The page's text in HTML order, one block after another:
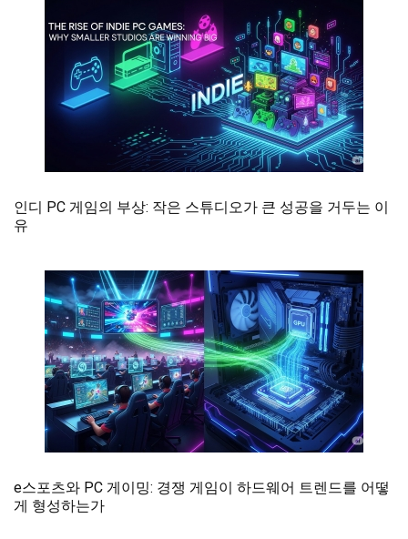
인디 PC 게임의 부상: 작은 스튜디오가 큰 성공을 거두는 이
유
e스포츠와 PC 게이밍: 경쟁 게임이 하드웨어 트렌드를 어떻
게 형성하는가